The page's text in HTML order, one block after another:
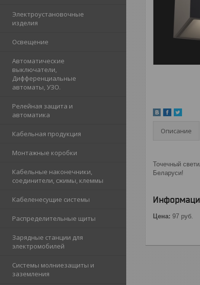
Электроустановочные
изделия
Освещение
Автоматические
выключатели,
Дифференциальные
автоматы, УЗО.
Релейная защита и
автоматика
Кабельная продукция
Монтажные коробки
Кабельные наконечники,
соединители, сжимы, клеммы
Кабеленесущие системы
Распределительные щиты
Зарядные станции для
электромобилей
Системы молниезащиты и
заземления
Описание
Точечный
Беларуси!
Цена: 97 руб.